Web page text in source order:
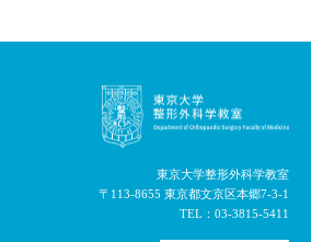
東京大学整形外科学教室
〒113-8655 東京都文京区本郷7-3-1
TEL： 03-3815-5411